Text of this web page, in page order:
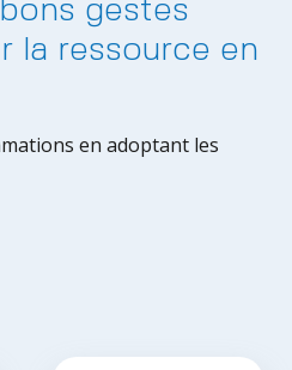
gestes
la ressource en
en adoptant les